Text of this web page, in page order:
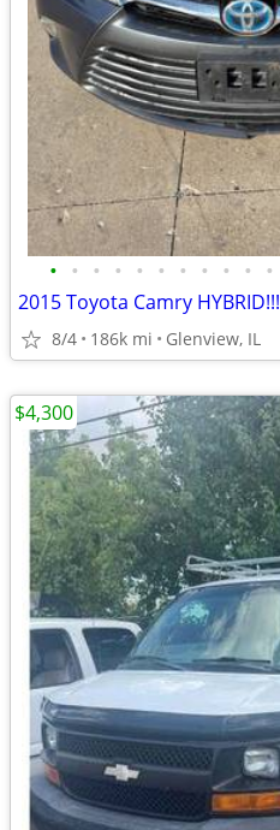
• • • • • • • • • • •
2015 Toyota Camry HYBRID!!!
8/4 186k mi Glenview, IL
$4,300